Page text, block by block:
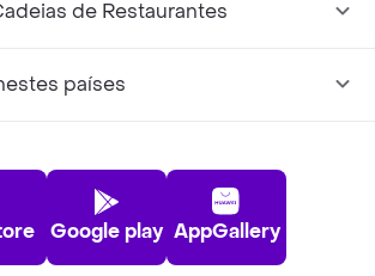
de Restaurantes
países
Google play AppGallery